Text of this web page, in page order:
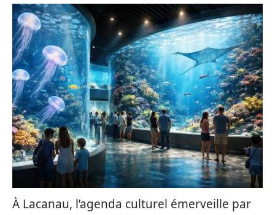
À Lacanau, l’agenda culturel émerveille par